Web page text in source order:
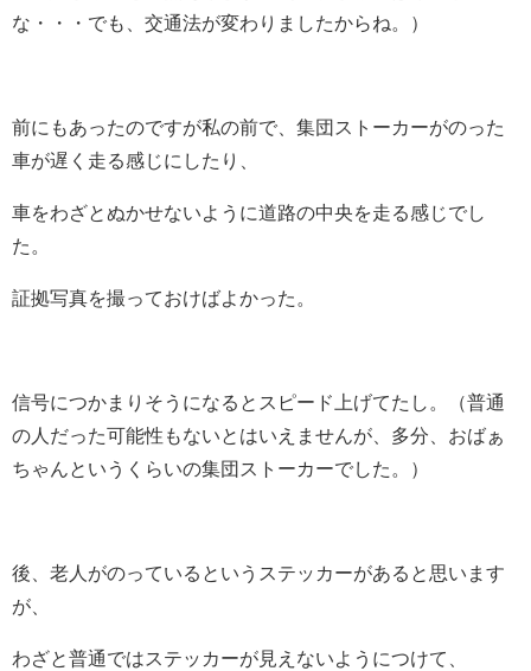
な・・・でも、交通法が変わりましたからね。）
前にもあったのですが私の前で、集団ストーカーがのった
車が遅く走る感じにしたり、
車をわざとぬかせないように道路の中央を走る感じでし
た。
証拠写真を撮っておけばよかった。
信号につかまりそうになるとスピード上げてたし。（普通
の人だった可能性もないとはいえませんが、多分、おばぁ
ちゃんというくらいの集団ストーカーでした。）
後、老人がのっているというステッカーがあると思います
が、
わざと普通ではステッカーが見えないようにつけて、